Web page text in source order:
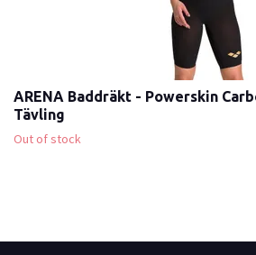
ARENA Baddräkt - Powerskin
Tävling
Out of stock